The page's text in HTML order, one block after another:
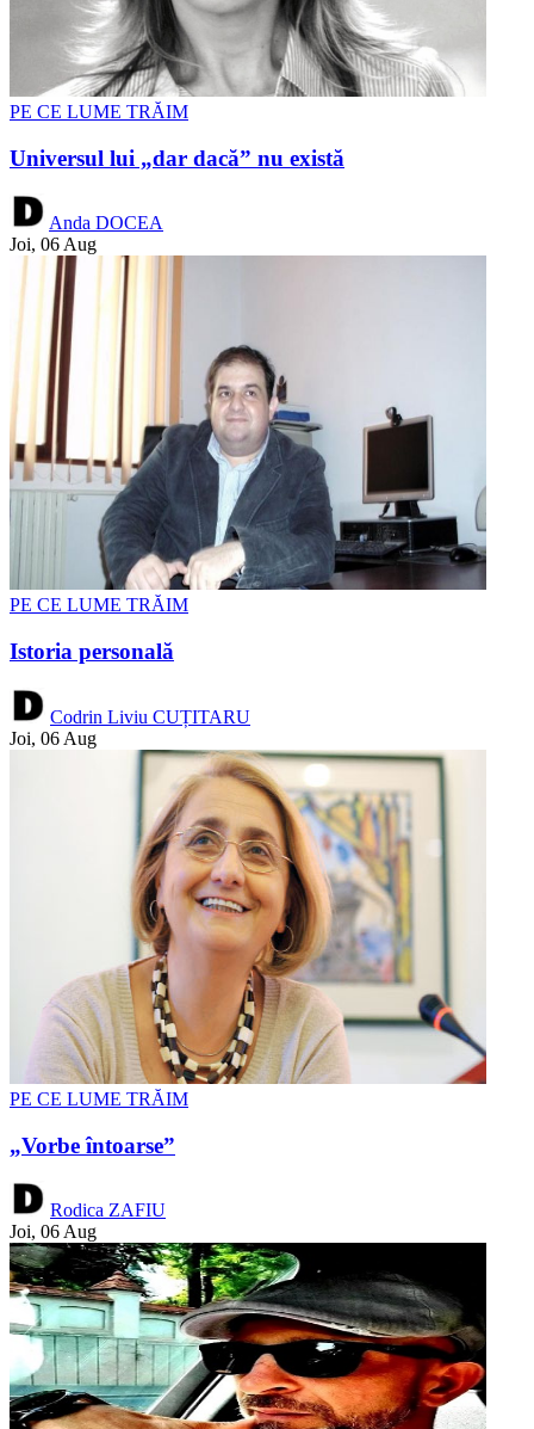
PE CE LUME TRĂIM
Universul lui „dar dacă” nu există
Anda DOCEA
Joi, 06 Aug
PE CE LUME TRĂIM
Istoria personală
Codrin Liviu CUȚITARU
Joi, 06 Aug
PE CE LUME TRĂIM
„Vorbe întoarse”
Rodica ZAFIU
Joi, 06 Aug